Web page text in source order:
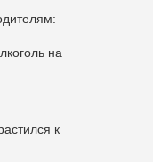
на
к